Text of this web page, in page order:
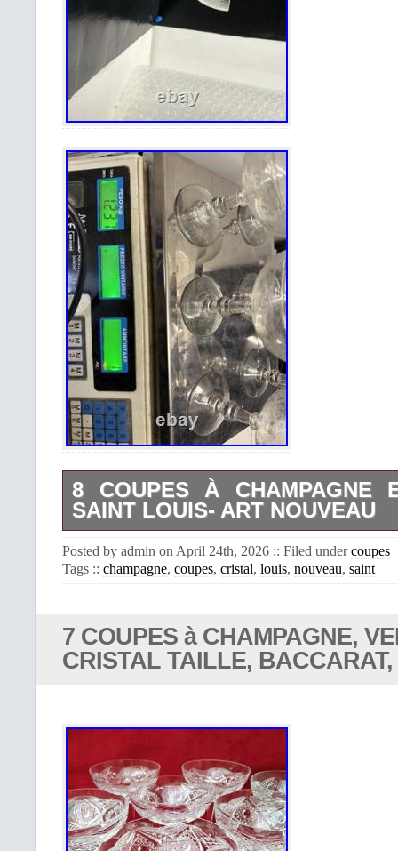
8 COUPES À CHAMPAGNE
SAINT LOUIS- ART NOUVEAU
rapide et sécurisé avec numéro
objet est soigneusement emballé
l’objet présenté. Pour toute
complémentaire (délais, tarifs,
d’achats), merci de me contacter.
Posted by admin on April 24th, 2026 :: Filed undercoupes
Tags :: champagne, coupes, cristal, louis, nouveau, saint
7 COUPES à CHAMPAGNE,
CRISTAL TAILLE,